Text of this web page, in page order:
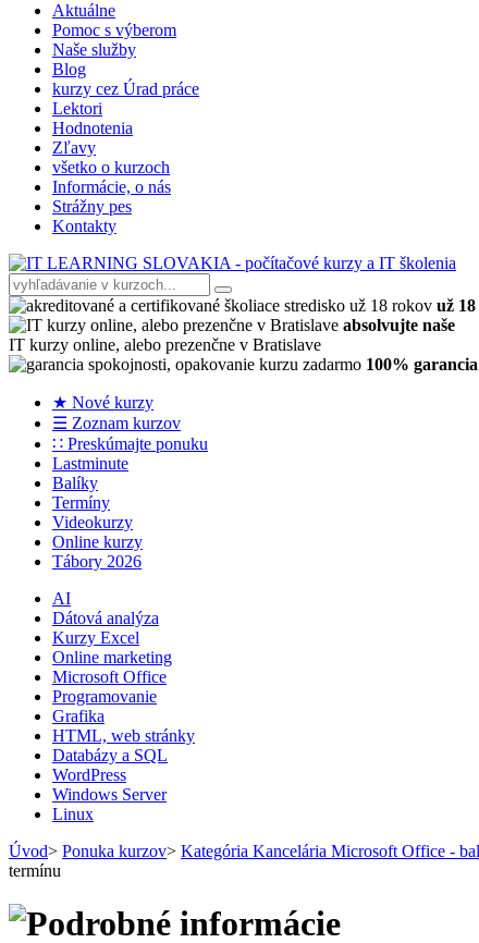
Aktuálne
Pomoc s výberom
Naše služby
Blog
kurzy cez Úrad práce
Lektori
Hodnotenia
Zľavy
všetko o kurzoch
Informácie, o nás
Strážny pes
Kontakty
už
absolvujte naše
IT kurzy online, alebo prezenčne v Bratislave
100% garancia
★ Nové kurzy
☰ Zoznam kurzov
∷ Preskúmajte ponuku
Lastminute
Balíky
Termíny
Videokurzy
Online kurzy
Tábory 2026
AI
Dátová analýza
Kurzy Excel
Online marketing
Microsoft Office
Programovanie
Grafika
HTML, web stránky
Databázy a SQL
WordPress
Windows Server
Linux
Úvod> Ponuka kurzov> Kategória Kancelária Microsoft Office -
termínu